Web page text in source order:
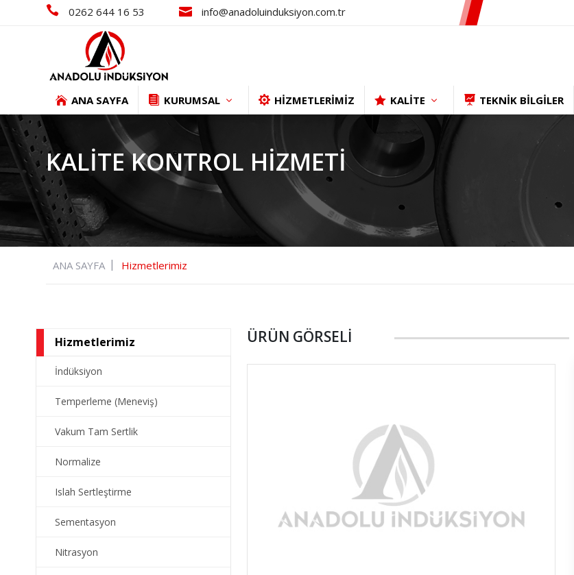
0262 644 16 53 info@anadoluinduksiyon.com.tr
ANA SAYFA KURUMSAL HİZMETLERİMİZ KALİTE TEKNİK BİLGİLER
KALITE KONTROL HIZMETI
ANA SAYFA Hizmetlerimiz
Hizmetlerimiz
İndüksiyon
Temperleme (Meneviş)
Vakum Tam Sertlik
Normalize
Islah Sertleştirme
Sementasyon
Nitrasyon
ÜRÜN GÖRSELİ